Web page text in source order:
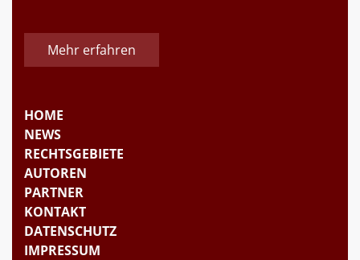
Mehr erfahren
HOME
NEWS
RECHTSGEBIETE
AUTOREN
PARTNER
KONTAKT
DATENSCHUTZ
IMPRESSUM